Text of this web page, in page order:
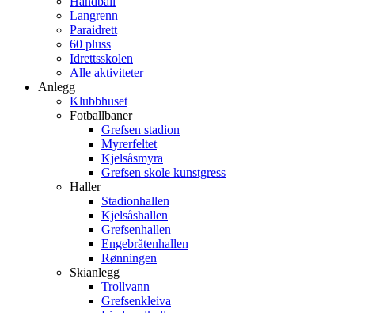
Langrenn
Paraidrett
60 pluss
Idrettsskolen
Alle aktiviteter
Anlegg
Klubbhuset
Fotballbaner
Grefsen stadion
Myrerfeltet
Kjelsåsmyra
Grefsen skole kunstgress
Haller
Stadionhallen
Kjelsåshallen
Grefsenhallen
Engebråtenhallen
Rønningen
Skianlegg
Trollvann
Grefsenkleiva